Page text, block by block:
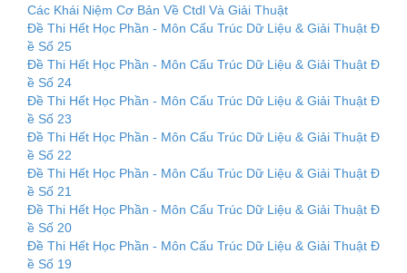
Các Khái Niệm Cơ Bản Về Ctdl Và Giải Thuật
Đề Thi Hết Học Phần - Môn Cấu Trúc Dữ Liệu & Giải Thuật Đ
ề Số 25
Đề Thi Hết Học Phần - Môn Cấu Trúc Dữ Liệu & Giải Thuật Đ
ề Số 24
Đề Thi Hết Học Phần - Môn Cấu Trúc Dữ Liệu & Giải Thuật Đ
ề Số 23
Đề Thi Hết Học Phần - Môn Cấu Trúc Dữ Liệu & Giải Thuật Đ
ề Số 22
Đề Thi Hết Học Phần - Môn Cấu Trúc Dữ Liệu & Giải Thuật Đ
ề Số 21
Đề Thi Hết Học Phần - Môn Cấu Trúc Dữ Liệu & Giải Thuật Đ
ề Số 20
Đề Thi Hết Học Phần - Môn Cấu Trúc Dữ Liệu & Giải Thuật Đ
ề Số 19